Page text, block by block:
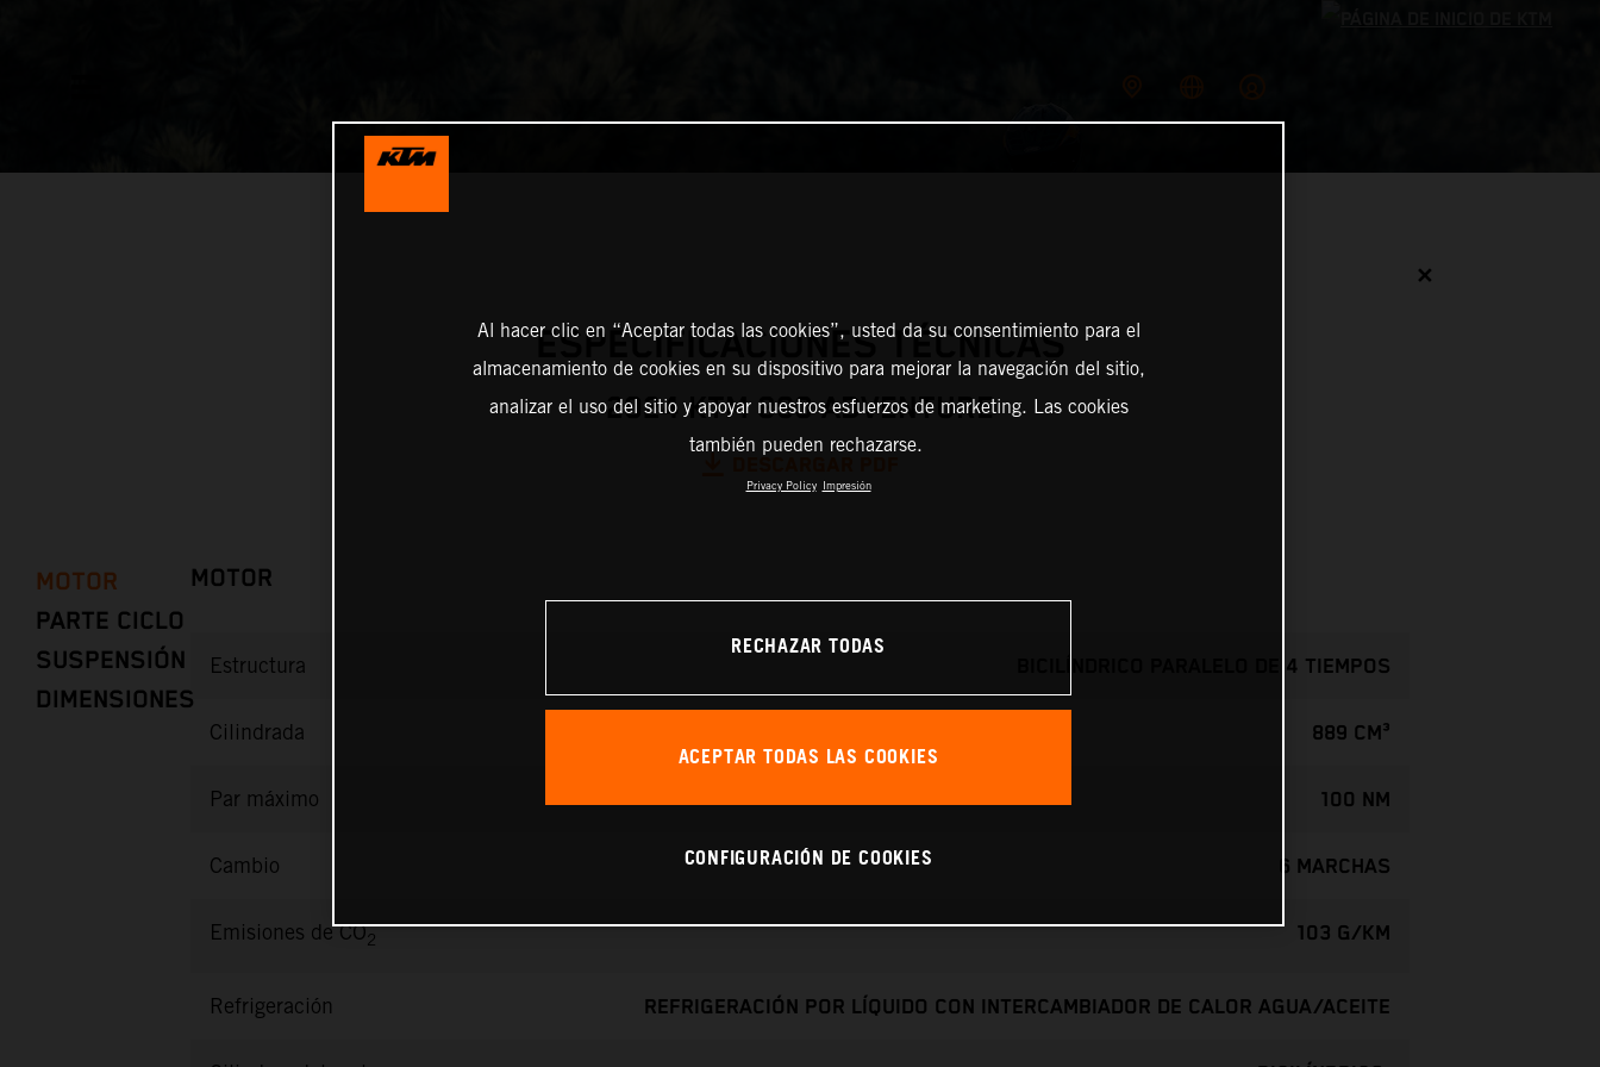
✕
ESPECIFICACIONES TÉCNICAS
2024 KTM 890 ADVENTURE
MOTOR
PARTE CICLO
SUSPENSIÓN
DIMENSIONES
MOTOR
Estructura BICILÍNDRICO PARALELO DE 4 TIEMPOS
Cilindrada 889 CM³
Par máximo 100 NM
Cambio 6 MARCHAS
Emisiones de CO2 103 G/KM
Refrigeración REFRIGERACIÓN POR LÍQUIDO CON INTERCAMBIADOR DE CALOR AGUA/ACEITE
Al hacer clic en “Aceptar todas las cookies”, usted da su consentimiento para el
almacenamiento de cookies en su dispositivo para mejorar la navegación del sitio,
analizar el uso del sitio y apoyar nuestros esfuerzos de marketing. Las cookies
también pueden rechazarse.
Privacy Policy Impresión
RECHAZAR TODAS
ACEPTAR TODAS LAS COOKIES
CONFIGURACIÓN DE COOKIES